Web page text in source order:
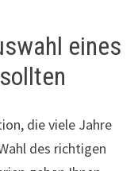
eines
die viele Jahre
des richtigen